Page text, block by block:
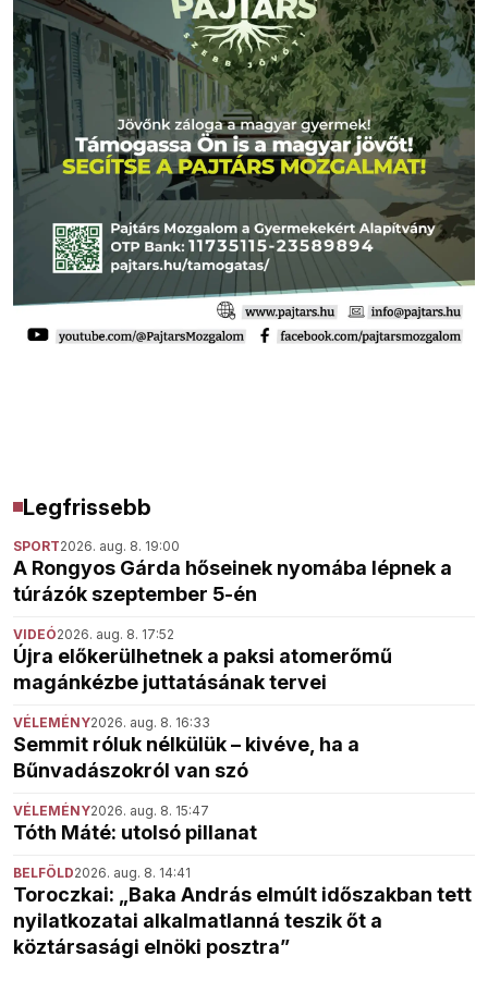
Legfrissebb
SPORT2026. aug. 8. 19:00
A Rongyos Gárda hőseinek nyomába lépnek a
túrázók szeptember 5-én
VIDEÓ2026. aug. 8. 17:52
Újra előkerülhetnek a paksi atomerőmű
magánkézbe juttatásának tervei
VÉLEMÉNY2026. aug. 8. 16:33
Semmit róluk nélkülük – kivéve, ha a
Bűnvadászokról van szó
VÉLEMÉNY2026. aug. 8. 15:47
Tóth Máté: utolsó pillanat
BELFÖLD2026. aug. 8. 14:41
Toroczkai: „Baka András elmúlt időszakban tett
nyilatkozatai alkalmatlanná teszik őt a
köztársasági elnöki posztra”